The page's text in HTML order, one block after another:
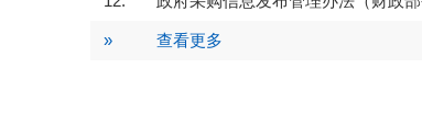
» 查看更多